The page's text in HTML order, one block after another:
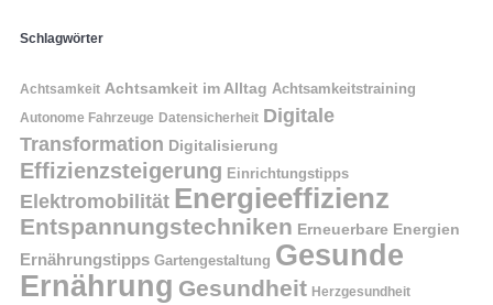
Schlagwörter
Achtsamkeit Achtsamkeit im Alltag Achtsamkeitstraining
Autonome Fahrzeuge Datensicherheit Digitale
Transformation Digitalisierung
Effizienzsteigerung Einrichtungstipps
Elektromobilität Energieeffizienz
Entspannungstechniken Erneuerbare Energien
Ernährungstipps Gartengestaltung Gesunde
Ernährung Gesundheit Herzgesundheit